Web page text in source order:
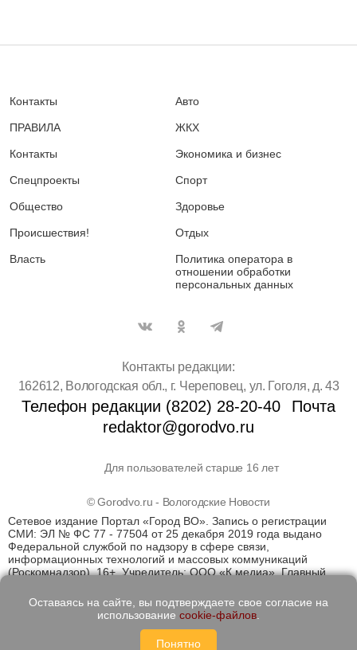
Контакты
ПРАВИЛА
Контакты
Спецпроекты
Общество
Происшествия!
Власть
Авто
ЖКХ
Экономика и бизнес
Спорт
Здоровье
Отдых
Политика оператора в
отношении обработки
персональных данных
Контакты редакции:
162612, Вологодская обл., г. Череповец, ул. Гоголя, д. 43
Телефон редакции (8202) 28-20-40
Почта
redaktor@gorodvo.ru
Для пользователей старше 16 лет
© Gorodvo.ru - Вологодские Новости
Сетевое издание Портал «Город ВО». Запись о регистрации
СМИ: ЭЛ № ФС 77 - 77504 от 25 декабря 2019 года выдано
Федеральной службой по надзору в сфере связи,
информационных технологий и массовых коммуникаций
(Роскомнадзор). 16+. Учредитель: ООО «К медиа». Главный
применяются рекомендательные технологии (информационные
технологии предоставления информации на основе сбора,
систематизации и анализа сведений, относящихся к
предпочтениям пользователей сети "Интернет", находящихся
Оставаясь на сайте, вы подтверждаете свое согласие на
использование cookie-файлов
Понятно